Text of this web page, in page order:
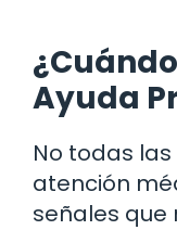
Ayuda
No todas
atención
señales que